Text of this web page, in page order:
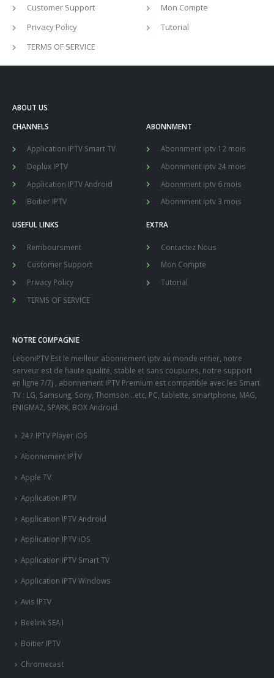
Boitier IPTV
Abonnment iptv 3 mois
USEFUL LINKS
Privacy Policy
TERMS OF SERVICE
ABOUT US
Deplux IPTV
Application IPTV Android
Boitier IPTV
Abonnment iptv 24 mois
Abonnment iptv 6 mois
Abonnment iptv 3 mois
TERMS OF SERVICE
LeboniPTV Est le meilleur abonnement iptv au monde entier, notre
serveur est de haute qualité, stable et sans coupures, notre support
TV : LG, Samsung, Sony, Thomson ..etc, PC, tablette, smartphone, MAG,
247 IPTV Player iOS
Abonnement IPTV
Apple TV
Application IPTV
Application IPTV Android
Application IPTV iOS
Application IPTV Smart TV
Application IPTV Windows